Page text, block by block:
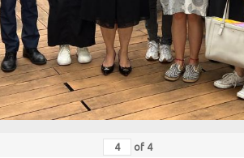
of 4